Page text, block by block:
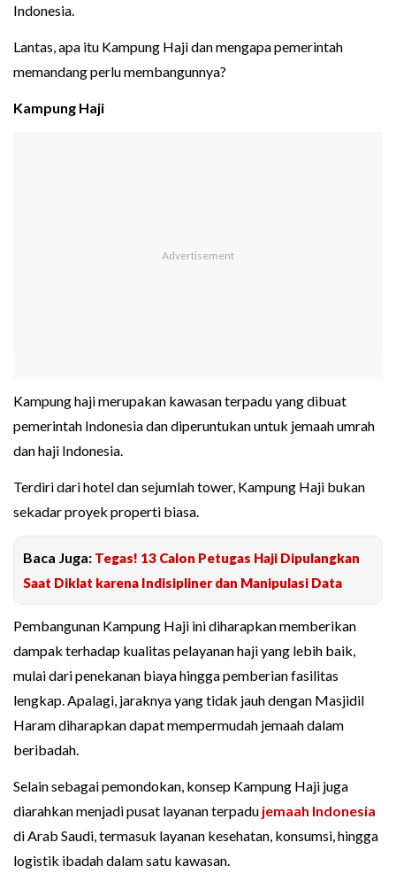
Indonesia.
Lantas, apa itu Kampung Haji dan mengapa pemerintah
memandang perlu membangunnya?
Kampung Haji
Kampung haji merupakan kawasan terpadu yang dibuat
pemerintah Indonesia dan diperuntukan untuk jemaah umrah
dan haji Indonesia.
Terdiri dari hotel dan sejumlah tower, Kampung Haji bukan
sekadar proyek properti biasa.
Baca Juga: Tegas! 13 Calon Petugas Haji Dipulangkan
Saat Diklat karena Indisipliner dan Manipulasi Data
Pembangunan Kampung Haji ini diharapkan memberikan
dampak terhadap kualitas pelayanan haji yang lebih baik,
mulai dari penekanan biaya hingga pemberian fasilitas
lengkap. Apalagi, jaraknya yang tidak jauh dengan Masjidil
Haram diharapkan dapat mempermudah jemaah dalam
beribadah.
Selain sebagai pemondokan, konsep Kampung Haji juga
diarahkan menjadi pusat layanan terpadu jemaah Indonesia
di Arab Saudi, termasuk layanan kesehatan, konsumsi, hingga
logistik ibadah dalam satu kawasan.